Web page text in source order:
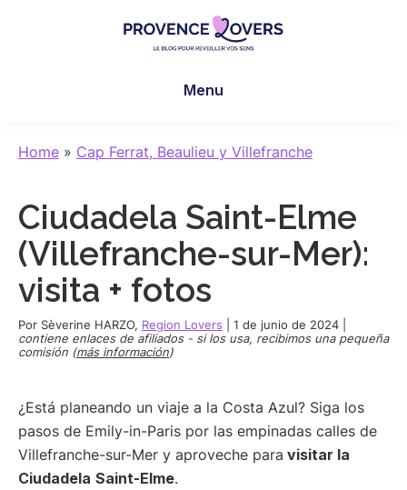
en
Le
de
Claire
Manu
Menu
Home » Cap Ferrat, Beaulieu y Villefranche
Ciudadela Saint-Elme
(Villefranche-sur-Mer):
visita + fotos
Por Sèverine HARZO, Region Lovers 1 de junio de 2024
contiene enlaces de afiliados - si los usa, recibimos una pequeña
comisión (más información)
¿Está planeando un viaje a la Costa Azul? Siga los
pasos de Emily-in-Paris por las empinadas calles de
Villefranche-sur-Mer y aproveche para visitar la
Ciudadela Saint-Elme.